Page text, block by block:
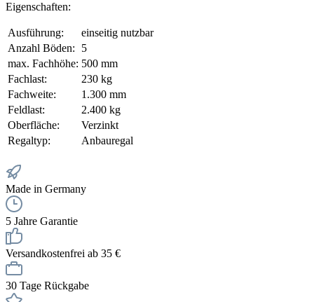
Eigenschaften:
Ausführung:
einseitig nutzbar
Anzahl Böden:
5
max. Fachhöhe: 500 mm
Fachlast:
230 kg
Fachweite:
1.300 mm
Feldlast:
2.400 kg
Oberfläche:
Verzinkt
Regaltyp:
Anbauregal
Made in Germany
5 Jahre Garantie
Versandkostenfrei ab 35 €
30 Tage Rückgabe